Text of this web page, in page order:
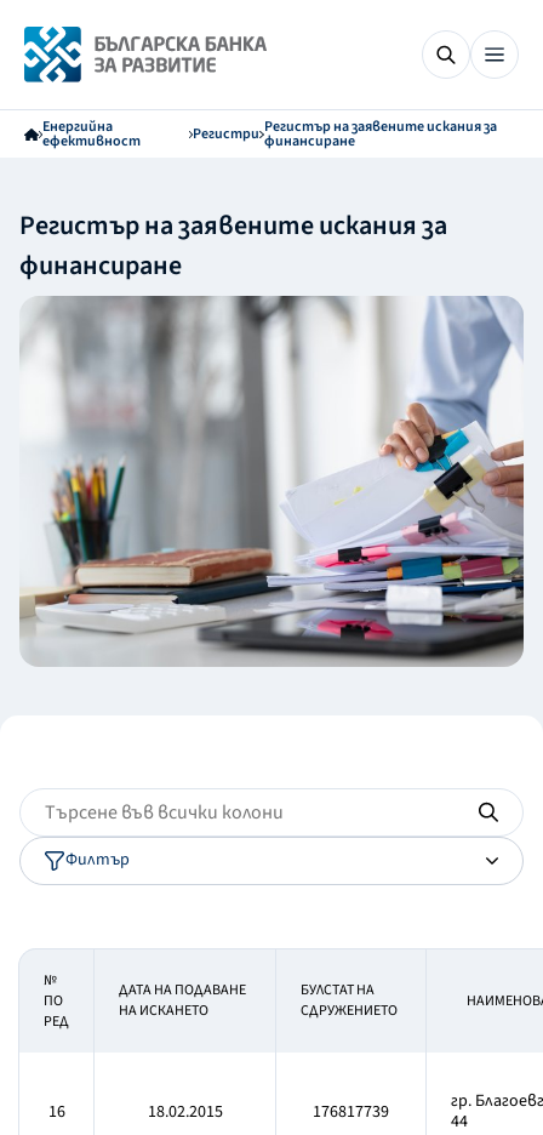
Енергийна
ефективност Регистри Регистър на заявените искания за
финансиране
Регистър на заявените искания за
финансиране
Филтър
№
ПО
РЕД
ДАТА НА ПОДАВАНЕ
НА ИСКАНЕТО
БУЛСТАТ НА
СДРУЖЕНИЕТО
16 18.02.2015 176817739
гр.
44